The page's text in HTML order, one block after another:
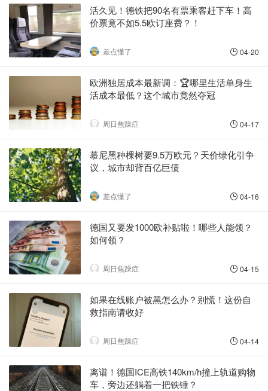
活久见！德铁把90名有票乘客赶下车！高
价票竟不如5.5欧订座费？！
差点懂了 04-20
欧洲独居成本最新调：🏆哪里生活单身生
活成本最低？这个城市竟然夺冠
周日焦躁症 04-17
慕尼黑种棵树要9.5万欧元？天价绿化引争
议，城市却背百亿巨债
差点懂了 04-16
德国又要发1000欧补贴啦！哪些人能领？
如何领？
周日焦躁症 04-15
如果在线账户被黑怎么办？别慌！这份自
救指南请收好
周日焦躁症 04-14
离谱！德国ICE高铁140km/h撞上轨道购物
车，旁边还躺着一把铁锤？